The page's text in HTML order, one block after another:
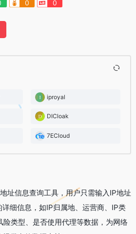
0 0
iproyal
DICloak
7ECloud
址信息查询工具，用户只需输入IP地址
细信息，如IP归属地、运营商、IP类
类型、是否使用代理等数据，为网络